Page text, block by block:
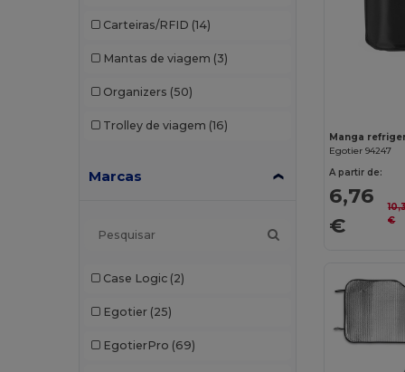
Carteiras/RFID (14)
Mantas de viagem (3)
Organizers (50)
Trolley de viagem (16)
Marcas
Case Logic (2)
Egotier (25)
EgotierPro (69)
Manga
Egotier 94247
A partir de:
6,76
€
€